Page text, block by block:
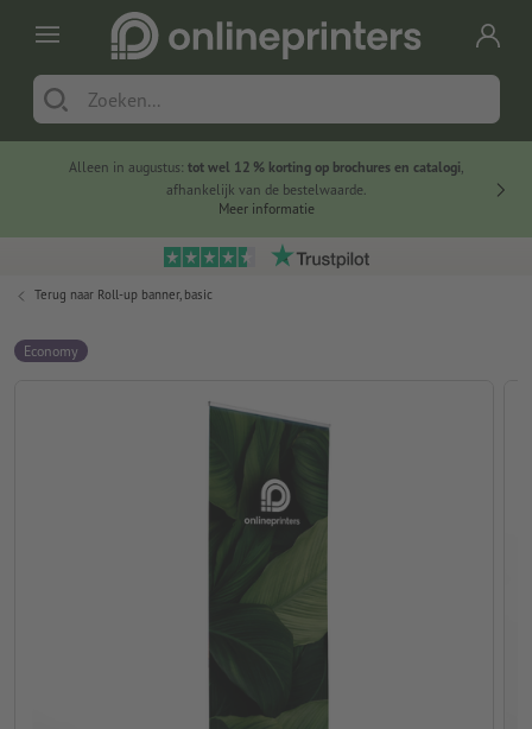
Alleen in augustus: tot wel 12 % korting op brochures en catalogi,
afhankelijk van de bestelwaarde.
Meer informatie
Terug naar Roll-up banner, basic
Economy